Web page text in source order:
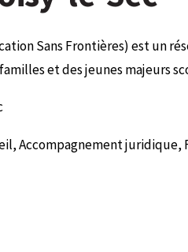
Sans Frontières) est un
et des jeunes majeurs
Accompagnement juridique,